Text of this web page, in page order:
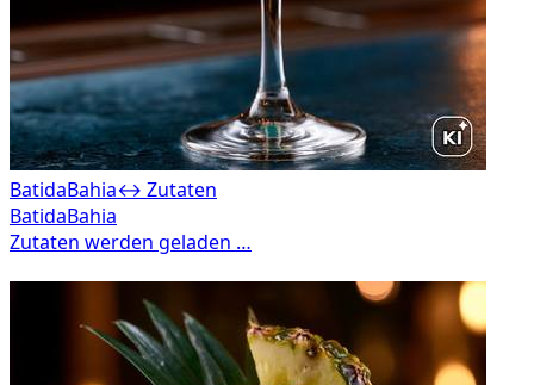
BatidaBahia↔ Zutaten